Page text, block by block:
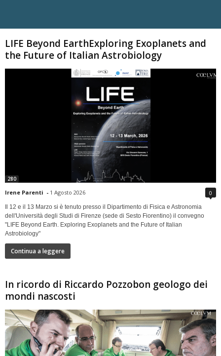
LIFE Beyond EarthExploring Exoplanets and
the Future of Italian Astrobiology
280
Irene Parenti - 1 Agosto 2026 0
Il 12 e il 13 Marzo si è tenuto presso il Dipartimento di Fisica e Astronomia
dell'Università degli Studi di Firenze (sede di Sesto Fiorentino) il convegno
"LIFE Beyond Earth. Exploring Exoplanets and the Future of Italian
Astrobiology"
Continua a leggere
In ricordo di Riccardo Pozzobon geologo dei
mondi nascosti